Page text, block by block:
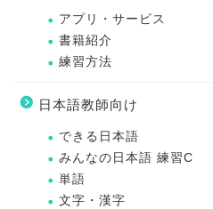
アプリ・サービス
書籍紹介
練習方法
日本語教師向け
できる日本語
みんなの日本語 練習C
単語
文字・漢字